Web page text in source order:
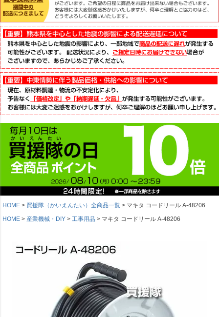
HOME 買援隊（かいえんたい）全商品一覧
マキタ コードリール A-48206
HOME
産業機械・DIY 工事用品 マキタ コードリール A-48206